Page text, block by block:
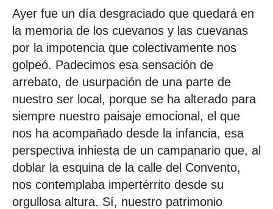
Ayer fue un día desgraciado que quedará en
la memoria de los cuevanos y las cuevanas
por la impotencia que colectivamente nos
golpeó. Padecimos esa sensación de
arrebato, de usurpación de una parte de
nuestro ser local, porque se ha alterado para
siempre nuestro paisaje emocional, el que
nos ha acompañado desde la infancia, esa
perspectiva inhiesta de un campanario que, al
doblar la esquina de la calle del Convento,
nos contemplaba impertérrito desde su
orgullosa altura. Sí, nuestro patrimonio